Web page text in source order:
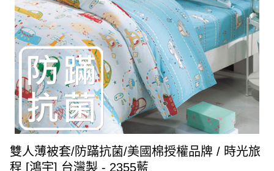
雙人薄被套/防蹣抗菌/美國棉授權品牌 / 時光旅
程 [鴻宇] 台灣製 - 2355藍